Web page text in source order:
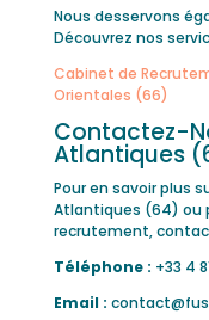
Nous desservons
Découvrez nos
Cabinet de
Orientales (66)
Contactez-
Atlantiques
Pour en savoir plus
Atlantiques (64) ou
recrutement,
Téléphone : +33 4
Email :